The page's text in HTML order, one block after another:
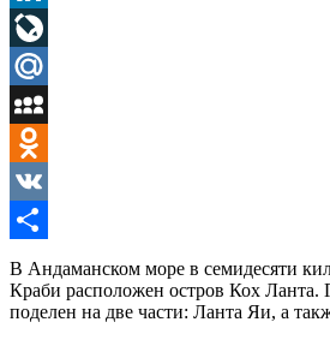
LinkedIn
LiveJournal
Mail.Ru
MySpace
Odnoklassniki
VK
Отправить
В Андаманском море в семидесяти
Краби расположен остров Кох Ланта.
поделен на две части: Ланта Яи, а